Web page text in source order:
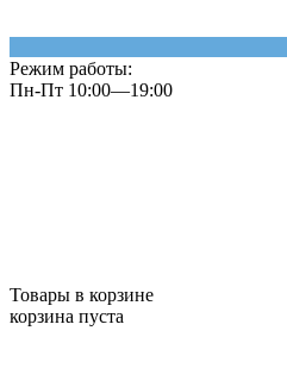
Режим работы:
Пн-Пт 10:00—19:00
Товары в корзине
корзина пуста